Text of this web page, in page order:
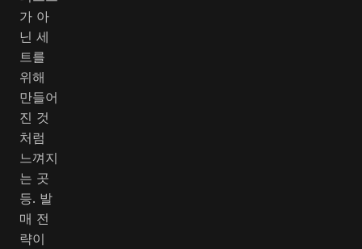
가 아
닌 세
트를
위해
만들어
진 것
처럼
느껴지
는 곳
등. 발
매 전
략이